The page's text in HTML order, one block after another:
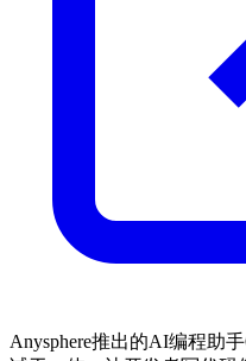
Anysphere推出的AI编程助